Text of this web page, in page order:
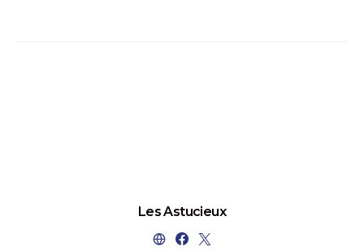
Les Astucieux